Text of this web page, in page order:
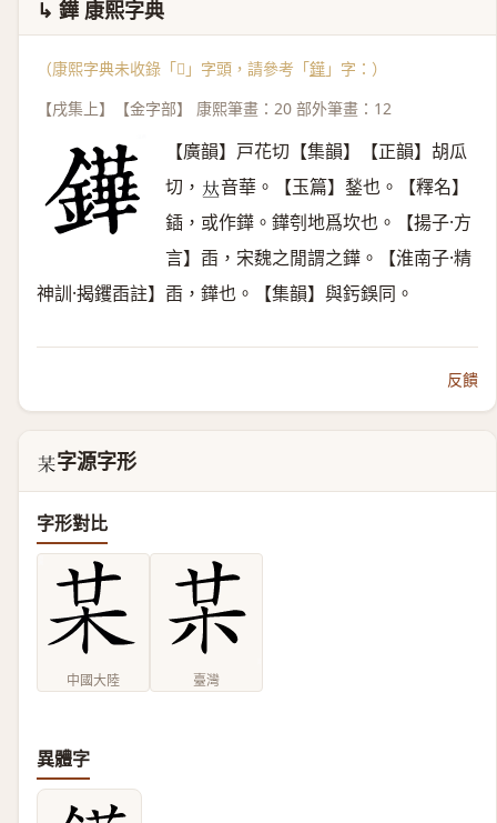
↳ 鏵 康熙字典
（康熙字典未收錄「𣏼」字頭，請參考「鏵 」字：）
【戌集上】【金字部】 康熙筆畫：20 部外筆畫：12
【廣韻】戸花切【集韻】【正韻】胡瓜
切， 𠀤音華。【玉篇】鍫也。【釋名】
鍤，或作鏵。鏵刳地爲坎也。【揚子·方
言】臿，宋魏之閒謂之鏵。【淮南子·精
神訓·揭钁臿註】臿，鏵也。【集韻】與釫鋘同。
反饋
𣏼 字源字形
字形對比
中國大陸 臺灣
異體字